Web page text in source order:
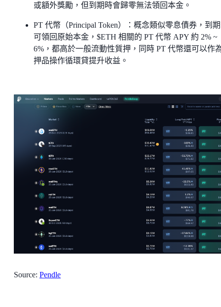
或額外獎勵，但到期時會歸零無法領回本金。
PT 代幣（Principal Token）：概念類似零息債券，到
可領回原始本金，$ETH 相關的 PT 代幣 APY 約 2% ~
6%，都高於一般流動性質押，同時 PT 代幣還可以作
押品操作循環貸提升收益。
Source: Pendle